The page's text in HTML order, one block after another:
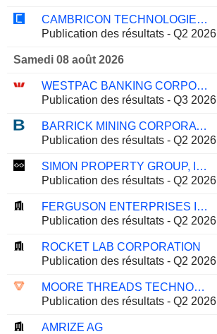
CAMBRICON TECHNOLOGIES CORPORATION LIMITED
Publication des résultats - Q2 2026
Samedi 08 août 2026
WESTPAC BANKING CORPORATION
Publication des résultats - Q3 2026
BARRICK MINING CORPORATION
Publication des résultats - Q2 2026
SIMON PROPERTY GROUP, INC.
Publication des résultats - Q2 2026
FERGUSON ENTERPRISES INC.
Publication des résultats - Q2 2026
ROCKET LAB CORPORATION
Publication des résultats - Q2 2026
MOORE THREADS TECHNOLOGY CO., LTD.
Publication des résultats - Q2 2026
AMRIZE AG